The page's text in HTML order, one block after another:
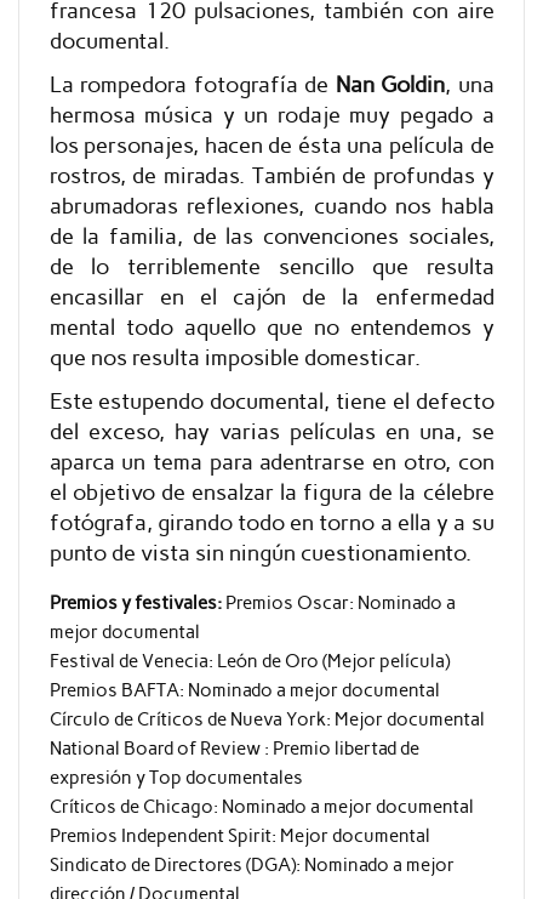
francesa 120 pulsaciones, también con aire
documental.
La rompedora fotografía de Nan Goldin, una
hermosa música y un rodaje muy pegado a
los personajes, hacen de ésta una película de
rostros, de miradas. También de profundas y
abrumadoras reflexiones, cuando nos habla
de la familia, de las convenciones sociales,
de lo terriblemente sencillo que resulta
encasillar en el cajón de la enfermedad
mental todo aquello que no entendemos y
que nos resulta imposible domesticar.
Este estupendo documental, tiene el defecto
del exceso, hay varias películas en una, se
aparca un tema para adentrarse en otro, con
el objetivo de ensalzar la figura de la célebre
fotógrafa, girando todo en torno a ella y a su
punto de vista sin ningún cuestionamiento.
Premios y festivales:Premios Oscar: Nominado a
mejor documental
Festival de Venecia: León de Oro (Mejor película)
Premios BAFTA: Nominado a mejor documental
Círculo de Críticos de Nueva York: Mejor documental
National Board of Review : Premio libertad de
expresión y Top documentales
Críticos de Chicago: Nominado a mejor documental
Premios Independent Spirit: Mejor documental
Sindicato de Directores (DGA): Nominado a mejor
dirección / Documental